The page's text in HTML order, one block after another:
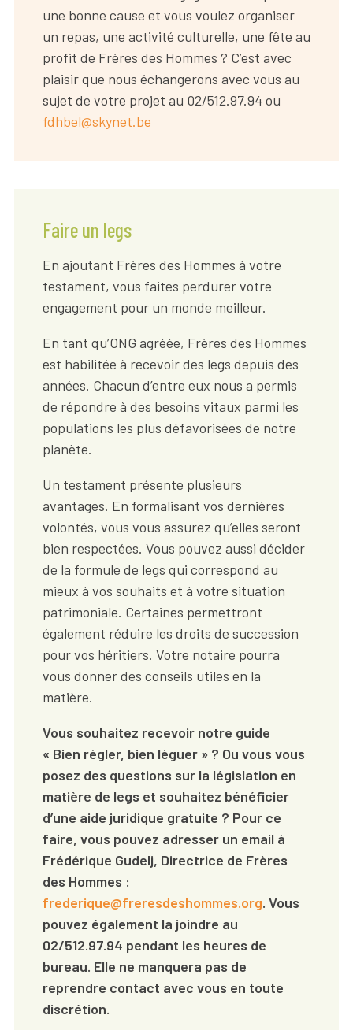
une bonne cause et vous voulez organiser
un repas, une activité culturelle, une fête au
profit de Frères des Hommes ? C’est avec
plaisir que nous échangerons avec vous au
sujet de votre projet au 02/512.97.94 ou
fdhbel@skynet.be
Faire un legs
En ajoutant Frères des Hommes à votre
testament, vous faites perdurer votre
engagement pour un monde meilleur.
En tant qu’ONG agréée, Frères des Hommes
est habilitée à recevoir des legs depuis des
années. Chacun d’entre eux nous a permis
de répondre à des besoins vitaux parmi les
populations les plus défavorisées de notre
planète.
Un testament présente plusieurs
avantages. En formalisant vos dernières
volontés, vous vous assurez qu’elles seront
bien respectées. Vous pouvez aussi décider
de la formule de legs qui correspond au
mieux à vos souhaits et à votre situation
patrimoniale. Certaines permettront
également réduire les droits de succession
pour vos héritiers. Votre notaire pourra
vous donner des conseils utiles en la
matière.
Vous souhaitez recevoir notre guide
« Bien régler, bien léguer » ? Ou vous vous
posez des questions sur la législation en
matière de legs et souhaitez bénéficier
d’une aide juridique gratuite ? Pour ce
faire, vous pouvez adresser un email à
Frédérique Gudelj, Directrice de Frères
des Hommes :
frederique@freresdeshommes.org. Vous
pouvez également la joindre au
02/512.97.94 pendant les heures de
bureau. Elle ne manquera pas de
reprendre contact avec vous en toute
discrétion.